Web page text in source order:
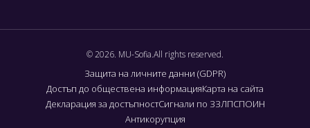
© 2026. MU-Sofia.All rights reserved.
Защита на личните данни (GDPR)
Достъп до обществена информацияКарта на сайта
Декларация за достъпностСигнали по ЗЗЛПСПОИН
Антикорупция